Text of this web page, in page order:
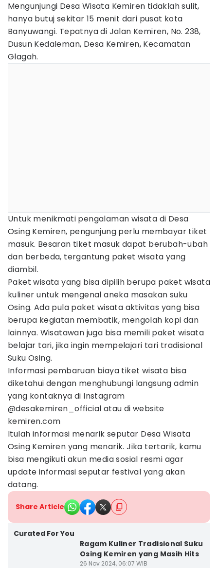
Mengunjungi Desa Wisata Kemiren tidaklah sulit,
hanya butuj sekitar 15 menit dari pusat kota
Banyuwangi. Tepatnya di Jalan Kemiren, No. 238,
Dusun Kedaleman, Desa Kemiren, Kecamatan
Glagah.
Untuk menikmati pengalaman wisata di Desa
Osing Kemiren, pengunjung perlu membayar tiket
masuk. Besaran tiket masuk dapat berubah-ubah
dan berbeda, tergantung paket wisata yang
diambil.
Paket wisata yang bisa dipilih berupa paket wisata
kuliner untuk mengenal aneka masakan suku
Osing. Ada pula paket wisata aktivitas yang bisa
berupa kegiatan membatik, mengolah kopi dan
lainnya. Wisatawan juga bisa memili paket wisata
belajar tari, jika ingin mempelajari tari tradisional
Suku Osing.
Informasi pembaruan biaya tiket wisata bisa
diketahui dengan menghubungi langsung admin
yang kontaknya di Instagram
@desakemiren_official atau di website
kemiren.com
Itulah informasi menarik seputar Desa Wisata
Osing Kemiren yang menarik. Jika tertarik, kamu
bisa mengikuti akun media sosial resmi agar
update informasi seputar festival yang akan
datang.
Share Article
Curated For You
Ragam Kuliner Tradisional Suku
Osing Kemiren yang Masih Hits
26 Nov 2024, 06:07 WIB